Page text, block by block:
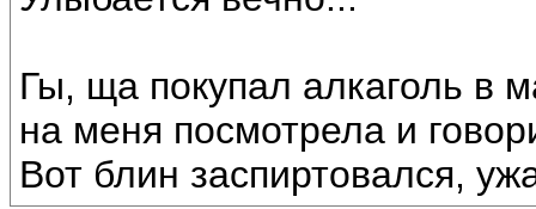
Гы, ща покупал алкаголь в
на меня посмотрела и
Вот блин заспиртовался,